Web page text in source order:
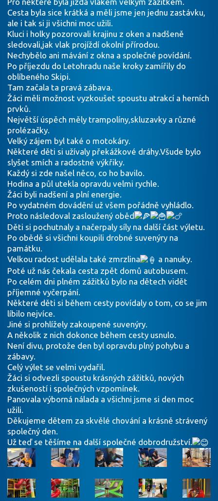
Cesta byla sice krátká a měli jsme jen jednu zastávku,
ale i tak si ji všichni moc užili.
Kluci i holky pozorovali krajinu z oken a nadšeně
sledovali,jak vlak projíždí okolní přírodou.
Nechybělo ani mávání z okna a společné povídání.
Po příjezdu do Letohradu naše kroky zamířily do
oblíbeného Skipi.
Tam začala ta pravá zábava.
Žáci měli možnost vyzkoušet spoustu atrakcí a herních
prvků.
Největší úspěch měly trampolíny,skluzavky a různé
prolézačky.
Velký zájem byl také o motokáry.
Některé děti si užívaly překážkové dráhy.Všude bylo
slyšet smích a radostné výkřiky.
Každý si zde našel něco, co ho bavilo.
Hodina a půl utekla opravdu velmi rychle.
Žáci byli nadšení a plní energie.
Po vydatném dovádění už všem pořádně vyhládlo.
Proto následoval zasloužený oběd
Děti si pochutnaly a načerpaly síly na další část výletu.
Po obědě si všichni koupili drobné suvenýry na
památku.
Velkou radost udělala také zmrzlina
a nanuky.
Poté už nás čekala cesta zpět domů autobusem.
Po celém dni plném zážitků bylo na dětech vidět
příjemné vyčerpání.
Některé děti si během cesty povídaly o tom, co se jim
líbilo nejvíce.
Jiné si prohlížely zakoupené suvenýry.
A několik z nich dokonce během cesty usnulo.
Není divu, protože den byl opravdu plný pohybu a
zábavy.
Celý výlet se velmi vydařil.
Žáci si odvezli spoustu krásných zážitků, nových
zkušeností i společných vzpomínek.
Panovala výborná nálada a všichni jsme si den moc
užili.
Děkujeme dětem za skvělé chování a krásně strávený
společný den.
Už teď se těšíme na další společné dobrodružství.